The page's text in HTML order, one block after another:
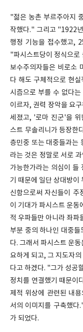
"젊은 농촌 부르주아지
작했다." 그리고 "1922
행정 기능을 접수했고,
"파시스트당이 정식으로
보수주의자들은 비로소
다 해도 구체적으로 현
시즘으로 부를 수 없다
이르자, 권력 장악을 요
세졌고, '로마 진군'을 위
스트 무솔리니가 등장한
층민중 또는 대중들과는
라는 것은 정말로 서로
가능한가라는 의심이 들
기 때문에 일단 상대방이
신함으로써 자신들이 주
이 기대가 파시스트 운동
적 우파들만 아니라 좌파
부분 중의 하나인 대중들
다. 그래서 파시스트 운
요하게 되고, 그 지도자
다고 하겠다. "그가 성공
정치를 연결했기 때문이
제적 위상에 관련된 내
서의 이미지를 구축했
가 되었다.